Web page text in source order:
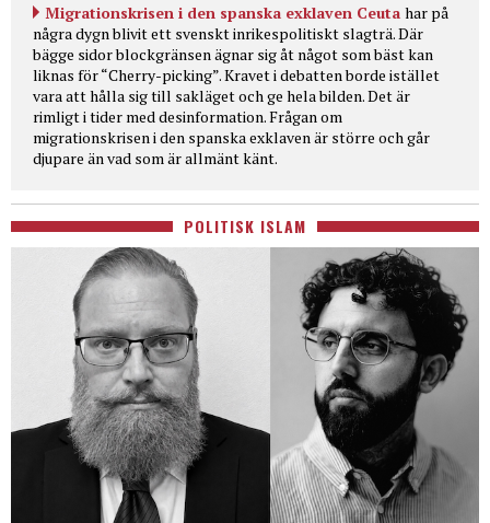
Migrationskrisen i den spanska exklaven Ceuta har på
några dygn blivit ett svenskt inrikespolitiskt slagträ. Där
bägge sidor blockgränsen ägnar sig åt något som bäst kan
liknas för “Cherry-picking”. Kravet i debatten borde istället
vara att hålla sig till sakläget och ge hela bilden. Det är
rimligt i tider med desinformation. Frågan om
migrationskrisen i den spanska exklaven är större och går
djupare än vad som är allmänt känt.
POLITISK ISLAM